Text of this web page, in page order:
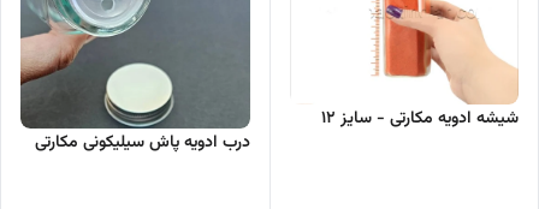
شیشه ادویه مکارتی - سایز 12
درب ادویه پاش سیلیکونی مکارتی